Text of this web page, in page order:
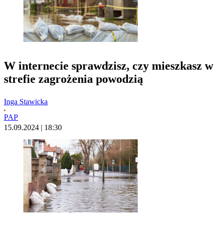
W internecie sprawdzisz, czy mieszkasz w
strefie zagrożenia powodzią
Inga Stawicka
PAP
15.09.2024 | 18:30